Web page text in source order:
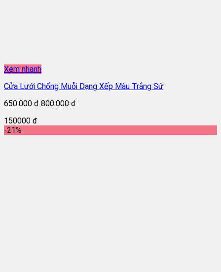
Xem nhanh
Cửa Lưới Chống Muỗi Dạng Xếp Màu Trắng Sứ
650.000 đ 800.000 đ
150000 đ
-21%